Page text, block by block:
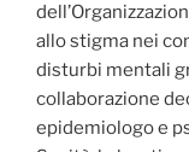
allo stigma nei
disturbi mentali
collaborazione
epidemiologo e